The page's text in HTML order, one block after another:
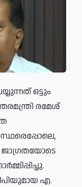
ഒട്ടും
രമേശ്
ജാഗ്രതയോടെ
എ.